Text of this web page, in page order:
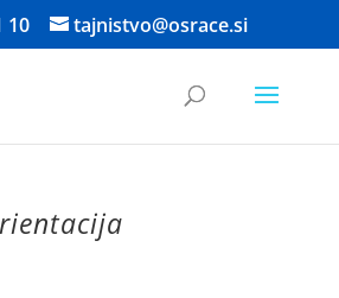
10 tajnistvo@osrace.si